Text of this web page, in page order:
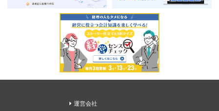
運営会社